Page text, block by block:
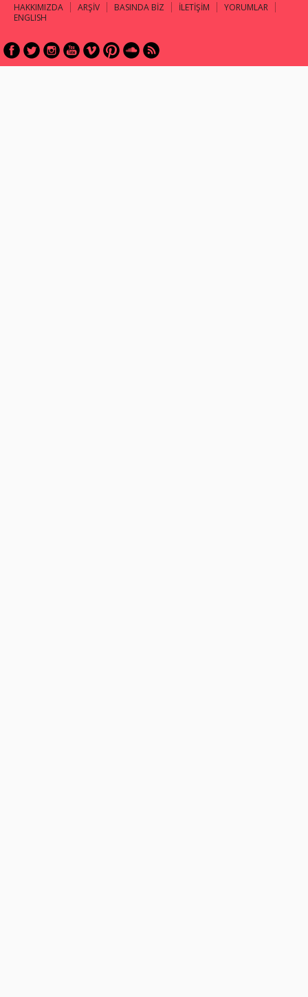
HAKKIMIZDA ARŞİV BASINDA BİZ İLETİŞİM
YORUMLAR
ENGLISH